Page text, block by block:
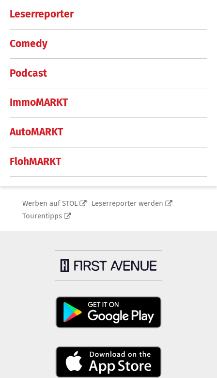
Leserreporter
Comedy
Podcast
ImmoMARKT
AutoMARKT
FlohMARKT
Werben auf STOL
Leserreporter werden
Tourentipps